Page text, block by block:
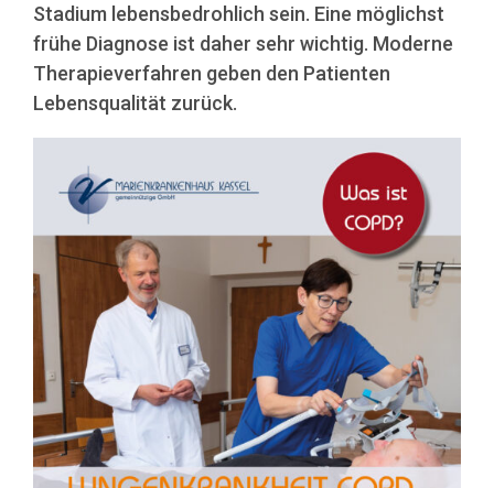
Stadium lebensbedrohlich sein. Eine möglichst
frühe Diagnose ist daher sehr wichtig. Moderne
Therapieverfahren geben den Patienten
Lebensqualität zurück.